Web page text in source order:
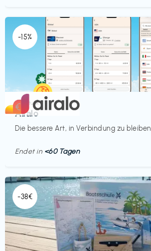
-15%
Mobilfunk
Airalo
Die bessere Art, in Verbindung zu bleiben
€‎
Endet in <60 Tagen
-38€